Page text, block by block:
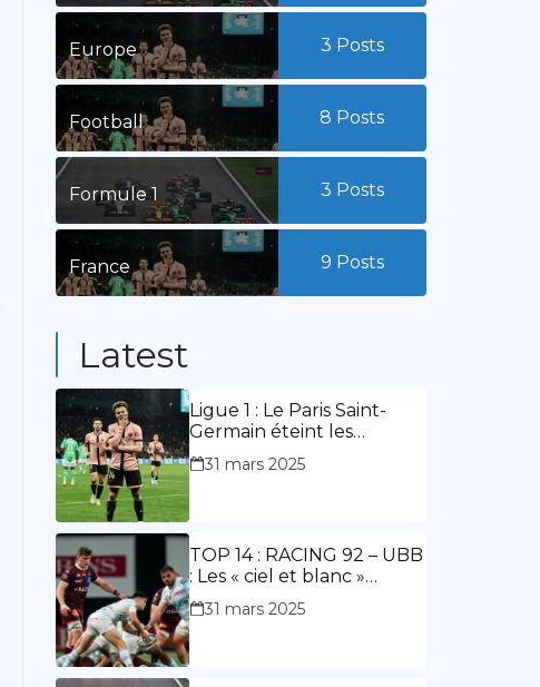
Europe 3 Posts
Football 8 Posts
Formule 1 3 Posts
France 9 Posts
Latest
Ligue 1 : Le Paris Saint-
Germain éteint les
lumières du stade
Geoffroy Guichard. Stassin
31 mars 2025
TOP 14 : RACING 92 – UBB
: Les « ciel et blanc »
renouent avec la victoire
31 mars 2025